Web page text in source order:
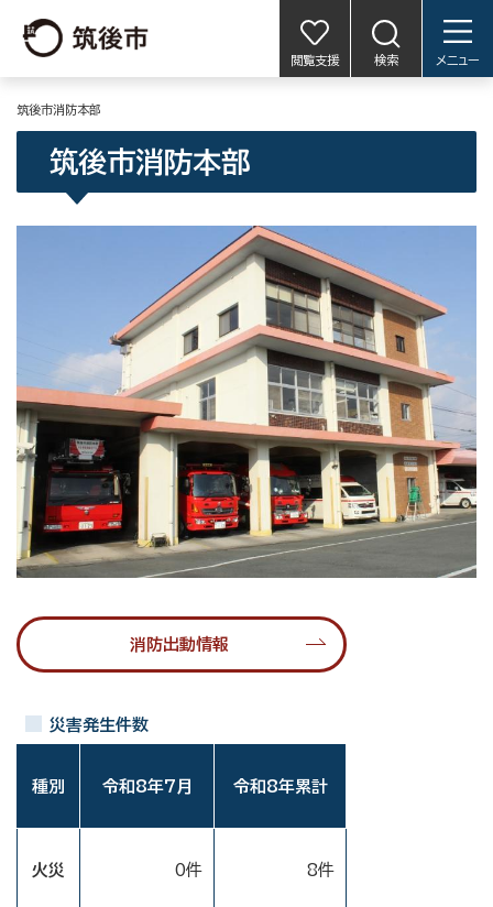
閲覧支援 検索 メニュー
筑後市消防本部
筑後市消防本部
消防出動情報
災害発生件数
種別 令和8年7月 令和8年累計
火災 0件 8件